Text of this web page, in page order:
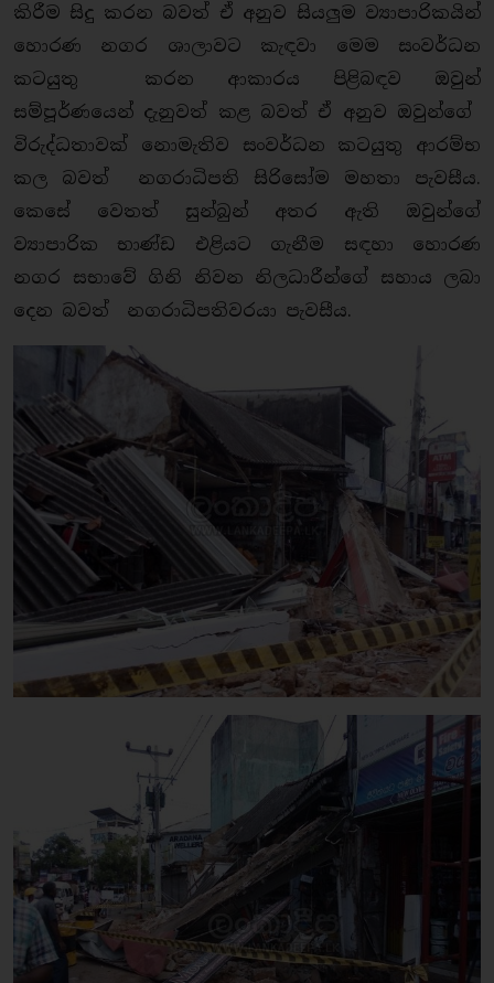
කිරීම සිදු කරන බවත් ඒ අනුව සියලුම ව්‍යාපාරිකයින්
හොරණ නගර ශාලාවට කැඳවා මෙම සංවර්ධන
කටයුතු කරන ආකාරය පිළිබඳව ඔවුන්
සම්පූර්ණයෙන් දැනුවත් කළ බවත් ඒ අනුව ඔවුන්ගේ
විරුද්ධතාවක් නොමැතිව සංවර්ධන කටයුතු ආරම්භ
කල බවත් නගරාධිපති සිරිසෝම මහතා පැවසීය.
කෙසේ වෙතත් සුන්බුන් අතර ඇති ඔවුන්ගේ
ව්‍යාපාරික භාණ්ඩ එළියට ගැනීම සඳහා හොරණ
නගර සභාවේ ගිනි නිවන නිලධාරීන්ගේ සහාය ලබා
දෙන බවත් නගරාධිපතිවරයා පැවසීය.